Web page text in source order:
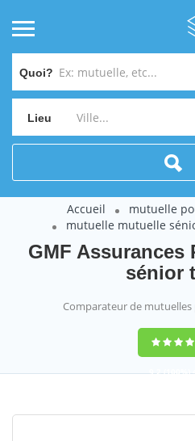
Quoi?
Lieu
Accueil
mutuelle
mutuelle mutuelle
GMF Assurances
sénior
Comparateur de
9,2(100%)